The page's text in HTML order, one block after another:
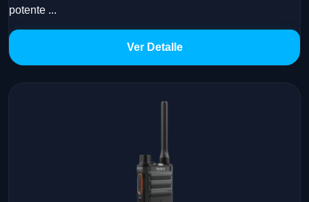
potente ...
Ver Detalle